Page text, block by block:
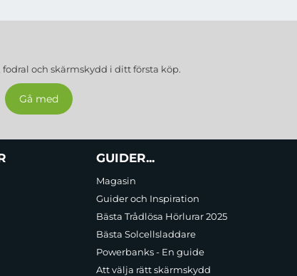
fodral och skärmskydd i ditt första köp.
GUIDER...
Magasin
Guider och Inspiration
Bästa Trådlösa Hörlurar 2025
Bästa Solcellsladdare
Powerbanks - En guide
Att välja rätt skärmskydd